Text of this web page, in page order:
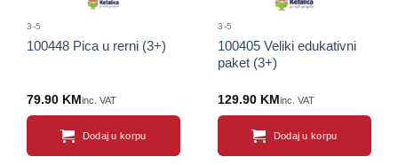
3-5
100448 Pica u rerni (3+)
79.90 KM inc. VAT
Dodaj u korpu
3-5
100405 Veliki edukativni
paket (3+)
129.90 KM inc. VAT
Dodaj u korpu